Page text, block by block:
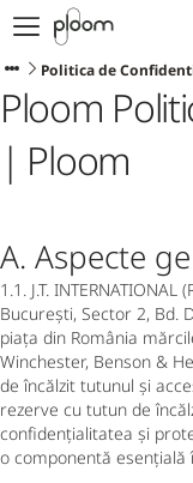
Despre Ploom AURA
Get Started
Magazin Online
Ploom Club
Asistență Ploom
Ploom in Magazine
Politica de
Ploom
| Ploom
A. Aspecte
1.1. J.T.
București, Sector 2, Bd.
piața din România
Winchester, Benson &
de încălzit tutunul și
rezerve cu tutun de
confidențialitatea și
o componentă